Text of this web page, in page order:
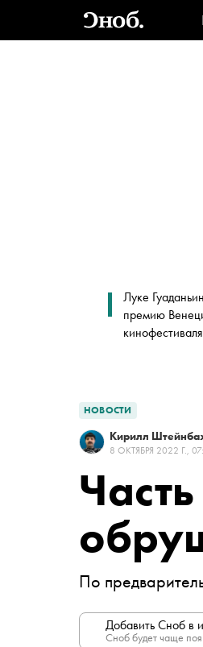
Луке
премию
кинофестиваля
НОВОСТИ
Кирилл
8 ОКТЯБРЯ 2022 Г.,
По
Добавить Сноб в
Сноб будет чаще